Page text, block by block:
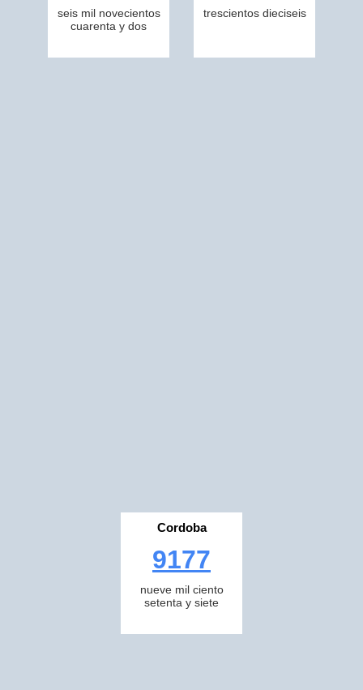
seis mil novecientos
cuarenta y dos
trescientos dieciseis
Cordoba
9177
nueve mil ciento
setenta y siete